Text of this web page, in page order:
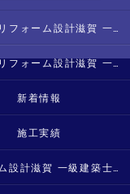
東近江のリフォーム設計滋賀 一級建築士事務所のお客様の声
新着情報
施工実績